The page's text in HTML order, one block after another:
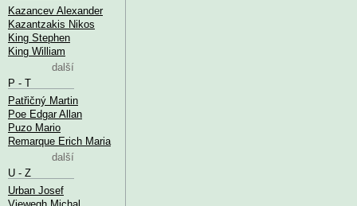
Kazancev Alexander
Kazantzakis Nikos
King Stephen
King William
další
P - T
Patřičný Martin
Poe Edgar Allan
Puzo Mario
Remarque Erich Maria
další
U - Z
Urban Josef